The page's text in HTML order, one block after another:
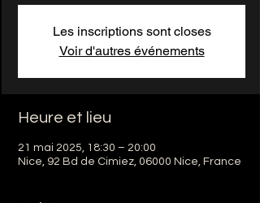
Les inscriptions sont closes
Voir d'autres événements
Heure et lieu
21 mai 2025, 18:30 – 20:00
Nice, 92 Bd de Cimiez, 06000 Nice, France